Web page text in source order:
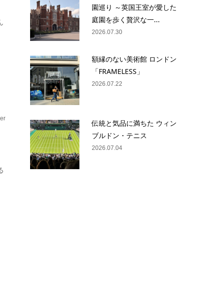
園巡り ～英国王室が愛した
庭園を歩く贅沢な一...
2026.07.30
額縁のない美術館 ロンドン
「FRAMELESS」
2026.07.22
伝統と気品に満ちた ウィン
ブルドン・テニス
2026.07.04